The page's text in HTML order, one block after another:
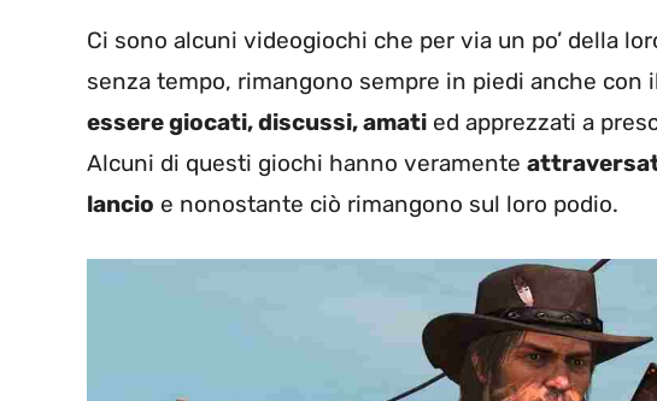
Ci sono alcuni videogiochi che per via un po’ della
senza tempo, rimangono sempre in piedi anche con
essere giocati, discussi, amati ed apprezzati a
Alcuni di questi giochi hanno veramente
lancio e nonostante ciò rimangono sul loro podio.